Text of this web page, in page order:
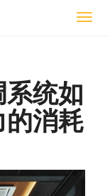
切
统如
的消耗